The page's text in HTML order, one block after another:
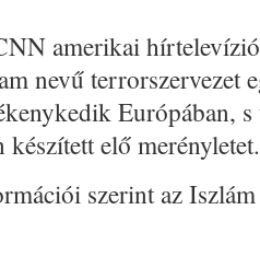
amerikai
nevű terrorszervezet
Európában,
készített elő
szerint az